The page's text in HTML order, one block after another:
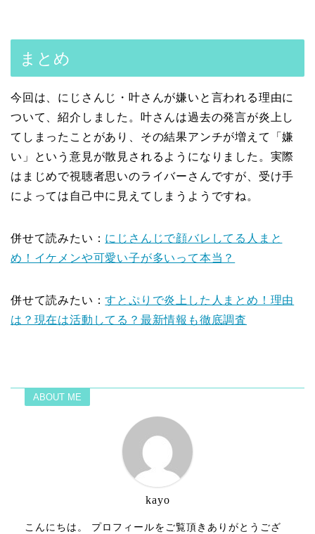
まとめ
今回は、にじさんじ・叶さんが嫌いと言われる理由に
ついて、紹介しました。叶さんは過去の発言が炎上し
てしまったことがあり、その結果アンチが増えて「嫌
い」という意見が散見されるようになりました。実際
はまじめで視聴者思いのライバーさんですが、受け手
によっては自己中に見えてしまうようですね。
併せて読みたい： にじさんじで顔バレしてる人まと
め！イケメンや可愛い子が多いって本当？
併せて読みたい：すとぷりで炎上した人まとめ！理由
は？現在は活動してる？最新情報も徹底調査
ABOUT ME
kayo
こんにちは。 プロフィールをご覧頂きありがとうござ